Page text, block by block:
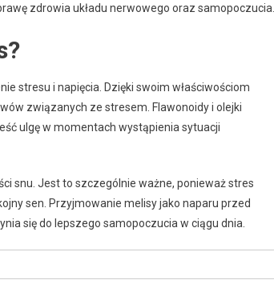
zdrowia układu nerwowego oraz samopoczucia.
stresu i napięcia. Dzięki swoim właściwościom
związanych ze stresem. Flawonoidy i olejki
ulgę w momentach wystąpienia sytuacji
snu. Jest to szczególnie ważne, ponieważ stres
sen. Przyjmowanie melisy jako naparu przed
się do lepszego samopoczucia w ciągu dnia.